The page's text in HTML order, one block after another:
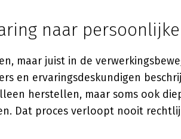
naar
maar juist in de
en ervaringsdeskundigen
herstellen, maar soms ook
Dat proces verloopt nooit